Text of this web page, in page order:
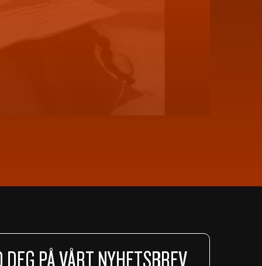
DEG PÅ VÅRT NYHETSBREV